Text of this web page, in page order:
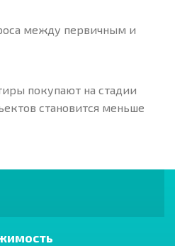
между первичным и
покупают на стадии
становится меньше